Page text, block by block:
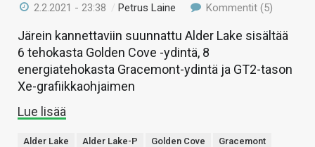
2.2.2021 - 23:38 /Petrus Laine Kommentit (5)
Järein kannettaviin suunnattu Alder Lake sisältää
6 tehokasta Golden Cove -ydintä, 8
energiatehokasta Gracemont-ydintä ja GT2-tason
Xe-grafiikkaohjaimen
Lue lisää
Alder Lake Alder Lake-P Golden Cove
Gracemont